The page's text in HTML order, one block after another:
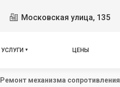
Московская улица, 135
УСЛУГИ ЦЕНЫ
Ремонт механизма сопротивления